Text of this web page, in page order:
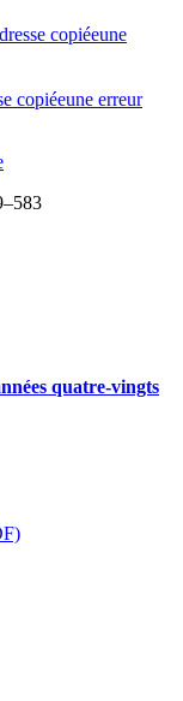
copiéeune
copiéeune erreur
quatre-vingts